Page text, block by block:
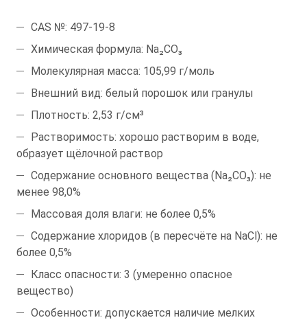
CAS №: 497-19-8
Химическая формула: Na₂CO₃
Молекулярная масса: 105,99 г/моль
Внешний вид: белый порошок или гранулы
Плотность: 2,53 г/см³
Растворимость: хорошо растворим в воде,
образует щёлочной раствор
Содержание основного вещества (Na₂CO₃): не
менее 98,0%
Массовая доля влаги: не более 0,5%
Содержание хлоридов (в пересчёте на NaCl): не
более 0,5%
Класс опасности: 3 (умеренно опасное
вещество)
Особенности: допускается наличие мелких